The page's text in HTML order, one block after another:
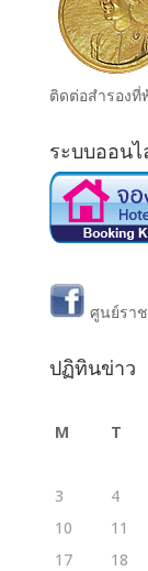
ติดต่อสำรองที่
ระบบออน
ศูนย์รา
ปฏิทินข่าว
M T
3
4
10
11
17
18